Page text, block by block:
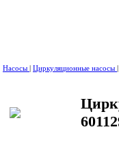
Насосы | Циркуляционные насосы |